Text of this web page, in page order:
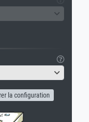
la configuration